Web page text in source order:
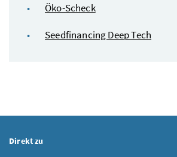
Öko-Scheck
Seedfinancing Deep Tech
Direkt zu